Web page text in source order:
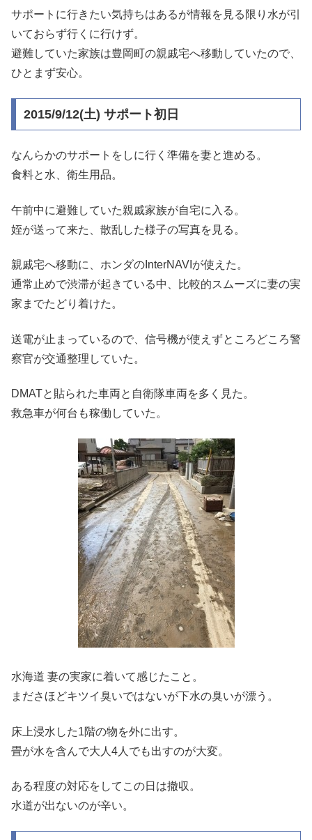
サポートに行きたい気持ちはあるが情報を見る限り水が引
いておらず行くに行けず。
避難していた家族は豊岡町の親戚宅へ移動していたので、
ひとまず安心。
2015/9/12(土) サポート初日
なんらかのサポートをしに行く準備を妻と進める。
食料と水、衛生用品。
午前中に避難していた親戚家族が自宅に入る。
姪が送って来た、散乱した様子の写真を見る。
親戚宅へ移動に、ホンダのInterNAVIが使えた。
通常止めで渋滞が起きている中、比較的スムーズに妻の実
家までたどり着けた。
送電が止まっているので、信号機が使えずところどころ警
察官が交通整理していた。
DMATと貼られた車両と自衛隊車両を多く見た。
救急車が何台も稼働していた。
水海道 妻の実家に着いて感じたこと。
まださほどキツイ臭いではないが下水の臭いが漂う。
床上浸水した1階の物を外に出す。
畳が水を含んで大人4人でも出すのが大変。
ある程度の対応をしてこの日は撤収。
水道が出ないのが辛い。